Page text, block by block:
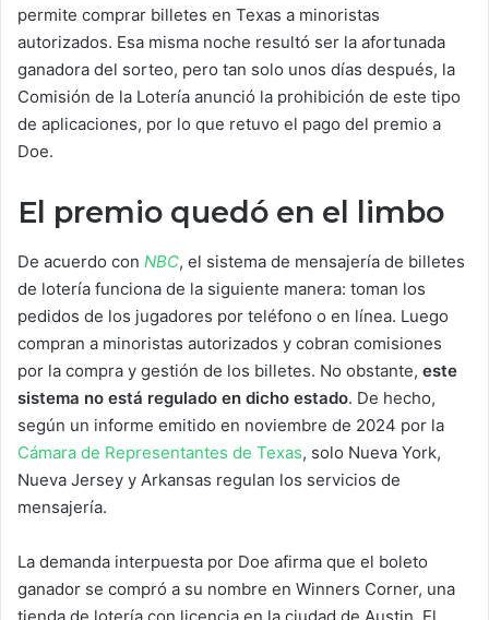
permite comprar billetes en Texas a minoristas
autorizados. Esa misma noche resultó ser la afortunada
ganadora del sorteo, pero tan solo unos días después, la
Comisión de la Lotería anunció la prohibición de este tipo
de aplicaciones, por lo que retuvo el pago del premio a
Doe.
El premio quedó en el limbo
De acuerdo con NBC, el sistema de mensajería de billetes
de lotería funciona de la siguiente manera: toman los
pedidos de los jugadores por teléfono o en línea. Luego
compran a minoristas autorizados y cobran comisiones
por la compra y gestión de los billetes. No obstante, este
sistema no está regulado en dicho estado. De hecho,
según un informe emitido en noviembre de 2024 por la
Cámara de Representantes de Texas, solo Nueva York,
Nueva Jersey y Arkansas regulan los servicios de
mensajería.
La demanda interpuesta por Doe afirma que el boleto
ganador se compró a su nombre en Winners Corner, una
tienda de lotería con licencia en la ciudad de Austin. El